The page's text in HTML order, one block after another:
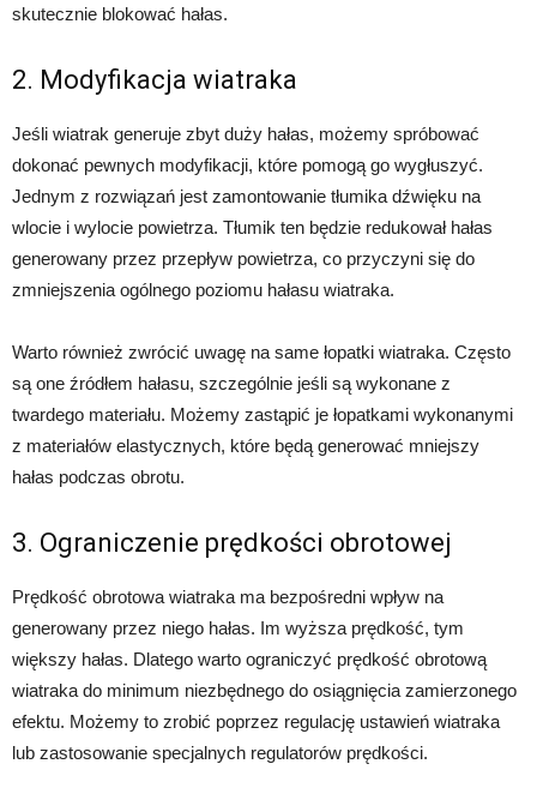
skutecznie blokować hałas.
2. Modyfikacja wiatraka
Jeśli wiatrak generuje zbyt duży hałas, możemy spróbować
dokonać pewnych modyfikacji, które pomogą go wygłuszyć.
Jednym z rozwiązań jest zamontowanie tłumika dźwięku na
wlocie i wylocie powietrza. Tłumik ten będzie redukował hałas
generowany przez przepływ powietrza, co przyczyni się do
zmniejszenia ogólnego poziomu hałasu wiatraka.
Warto również zwrócić uwagę na same łopatki wiatraka. Często
są one źródłem hałasu, szczególnie jeśli są wykonane z
twardego materiału. Możemy zastąpić je łopatkami wykonanymi
z materiałów elastycznych, które będą generować mniejszy
hałas podczas obrotu.
3. Ograniczenie prędkości obrotowej
Prędkość obrotowa wiatraka ma bezpośredni wpływ na
generowany przez niego hałas. Im wyższa prędkość, tym
większy hałas. Dlatego warto ograniczyć prędkość obrotową
wiatraka do minimum niezbędnego do osiągnięcia zamierzonego
efektu. Możemy to zrobić poprzez regulację ustawień wiatraka
lub zastosowanie specjalnych regulatorów prędkości.